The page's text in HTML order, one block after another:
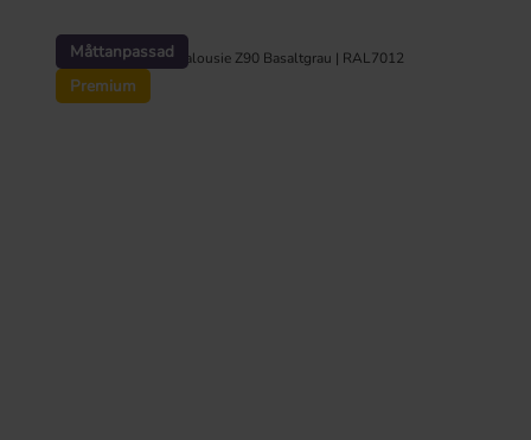
Måttanpassad
Premium
Hoppa över bildgalleri